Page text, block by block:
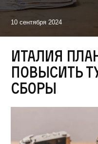
10 сентября 2024
Италия
повысить
сборы